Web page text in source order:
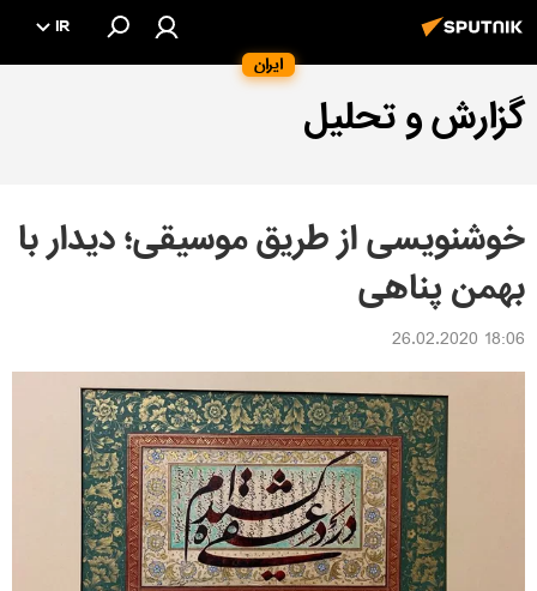
ایران
IR
گزارش و تحلیل
خوشنویسی از طریق موسیقی؛ دیدار با
بهمن پناهی
18:06 26.02.2020